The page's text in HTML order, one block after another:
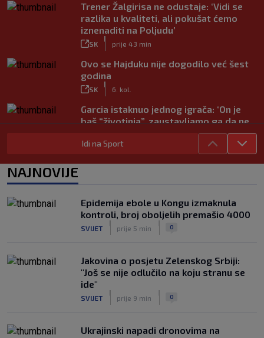
Trener Žalgirisa ne odustaje: ‘Vidi se
razlika u kvaliteti, ali pokušat ćemo
iznenaditi na Poljudu’
SK prije 43 min
Ovo se Hajduku nije dogodilo već šest
godina
SK 6. kol.
Garcia istaknuo jednog igrača: ‘On je
baš “životinja”, zaustavljamo ga da ne
SK
|
6. kol.
Junak riječke pobjede priznao: ‘Nisam
SK 6. kol.
Pajaziti: Pokušat ćemo biti bolji protiv
Idi na Sport
NAJNOVIJE
Epidemija ebole u Kongu izmaknula
kontroli, broj oboljelih premašio 4000
SVIJET prije 5 min 0
Jakovina o posjetu Zelenskog Srbiji:
"Još se nije odlučilo na koju stranu se
ide"
SVIJET prije 9 min 0
Ukrajinski napadi dronovima na